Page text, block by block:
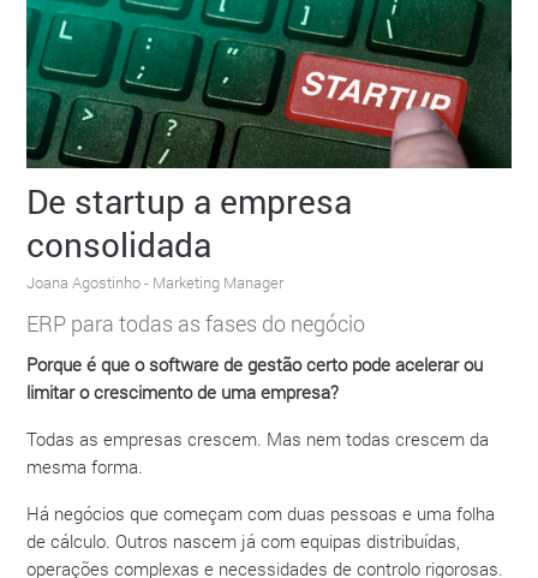
De startup a empresa
consolidada
Joana Agostinho- Marketing Manager
ERP para todas as fases do negócio
Porque é que o software de gestão certo pode acelerar ou
limitar o crescimento de uma empresa?
Todas as empresas crescem. Mas nem todas crescem da
mesma forma.
Há negócios que começam com duas pessoas e uma folha
de cálculo. Outros nascem já com equipas distribuídas,
operações complexas e necessidades de controlo rigorosas.